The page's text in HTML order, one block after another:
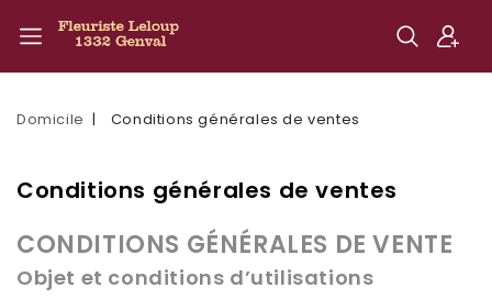
Domicile Conditions générales de ventes
Conditions générales de ventes
CONDITIONS GÉNÉRALES DE VENTE
Objet et conditions d’utilisations